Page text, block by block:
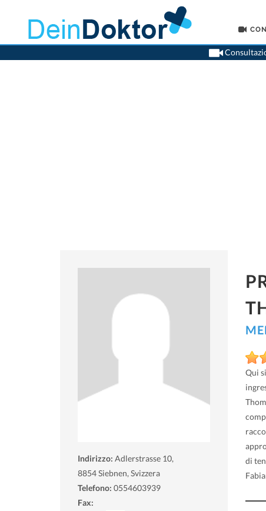
Indirizzo: Adlerstrasse 10,
8854Siebnen, Svizzera
Telefono: 0554603939
Fax:
Qui
di